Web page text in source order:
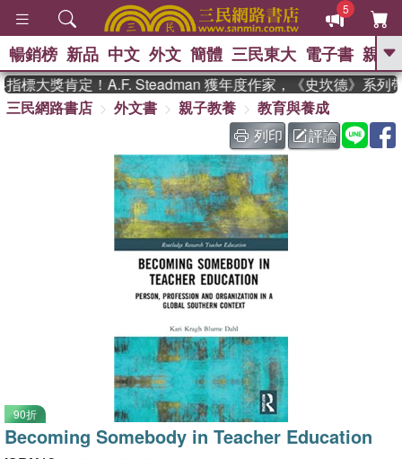
5
GO
熱搜： 東野圭吾 、 高希均教授回憶錄
The Odyssey 、 父親節 、 如果歷
史是一群喵 、 暑期推薦 、 國際布克
獎 臺灣漫遊錄 、 方念華
登輝時代 、 數學女孩：黎曼猜想
偉大的迷走神經
暢銷榜 新品 中文 外文 簡體 三民東大 電子書 親子
標大獎肯定！A.F. Steadman 獲年度作家，《史坎德》系列帶
三民網路書店
外文書 親子教養
教育與養成
列印
評論
90折
Becoming Somebody in Teacher Education